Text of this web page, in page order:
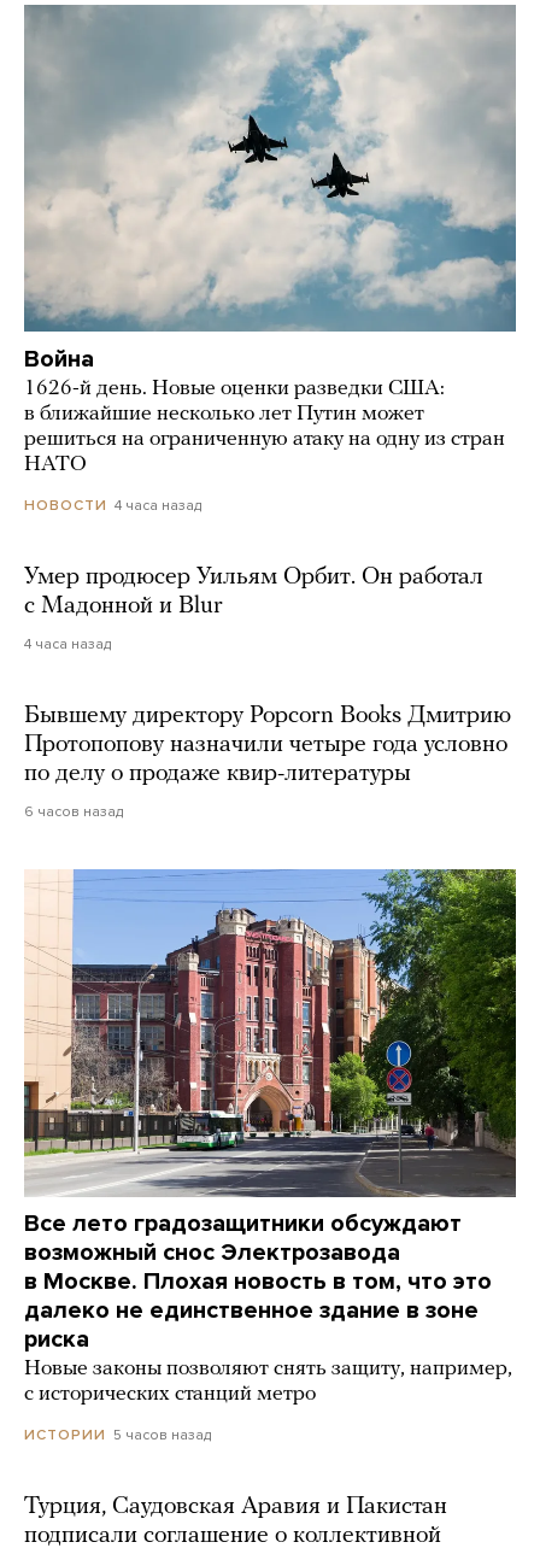
Война
1626-й день. Новые оценки разведки США:
в ближайшие несколько лет Путин может
решиться на ограниченную атаку на одну из стран
НАТО
НОВОСТИ 4 часа назад
Умер продюсер Уильям Орбит. Он работал
с Мадонной и Blur
4 часа назад
Бывшему директору Popcorn Books Дмитрию
Протопопову назначили четыре года условно
по делу о продаже квир-литературы
6 часов назад
Все лето градозащитники обсуждают
возможный снос Электрозавода
в Москве. Плохая новость в том, что это
далеко не единственное здание в зоне
риска
Новые законы позволяют снять защиту, например,
с исторических станций метро
ИСТОРИИ 5 часов назад
Турция, Саудовская Аравия и Пакистан
подписали соглашение о коллективной